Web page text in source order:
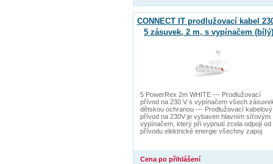
CONNECT IT prodlužovací kabel
5 zásuvek, 2 m, s vypínačem (bílý)
5 PowerRex 2m WHITE --- Prodlužovací
přívod na 230 V s vypínačem všech
dětskou ochranou --- Prodlužovací kabelový
přívod na 230V je vybaven hlavním síťovým
vypínačem, který při vypnutí zcela odpojí od
přívodu elektrické energie všechny zapoj
Cena po přihlášení